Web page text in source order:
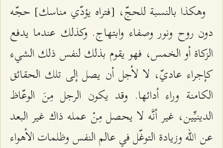
وهكذا بالنسبة للحجّ، [فتراه يؤدّي مناسك] حجّه
دون روح ونور وصفاء وابتهاج. وكذلك عندما يدفع
الزكاة أو الخمس، فهو يقوم بذلك لنفس ذلك الشيء
كإجراء عاديّ، لا لأجل أن يصل إلى تلك الحقائق
الكامنة وراء أدائها. وقد يكون الرجل مِنَ الوعّاظ
الدينيِّين، غير أنَّه لا يحصل مِنْ عمله ذاك غير البعد
عن الله وزيادة التوغّل في عالم النفس وظلمات الأهواء